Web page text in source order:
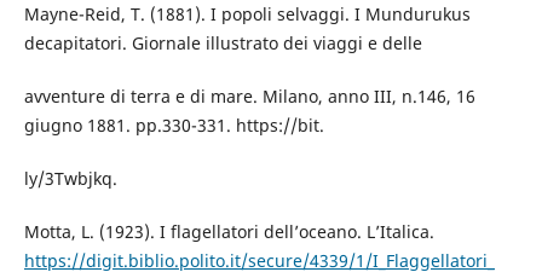
Mayne-Reid, T. (1881). I popoli selvaggi. I Mundurukus
decapitatori. Giornale illustrato dei viaggi e delle
avventure di terra e di mare. Milano, anno III, n.146, 16
giugno 1881. pp.330-331. https://bit.
ly/3Twbjkq.
Motta, L. (1923). I flagellatori dell’oceano. L’Italica.
https://digit.biblio.polito.it/secure/4339/1/I_Flaggellatori_